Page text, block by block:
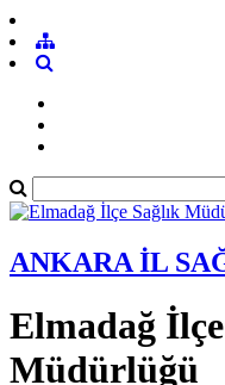
ANKARA İL
Elmadağ
Müdürlüğü